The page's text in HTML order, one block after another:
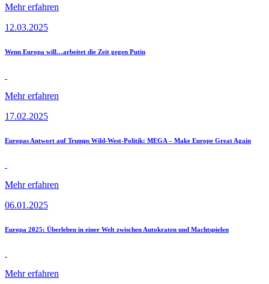
Mehr erfahren
12.03.2025
Wenn Europa will…arbeitet die Zeit gegen Putin
Mehr erfahren
17.02.2025
Europas Antwort auf Trumps Wild-West-Politik: MEGA – Make Europe Great Again
Mehr erfahren
06.01.2025
Europa 2025: Überleben in einer Welt zwischen Autokraten und Machtspielen
Mehr erfahren